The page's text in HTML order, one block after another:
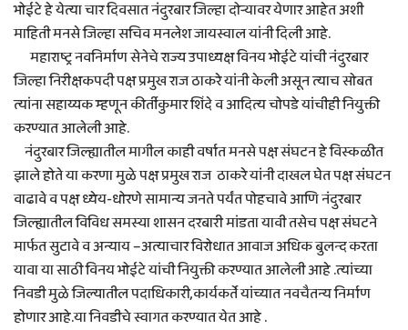
भोईटे हे येत्या चार दिवसात नंदुरबार जिल्हा दोऱ्यावर येणार आहेत अशी
माहिती मनसे जिल्हा सचिव मनलेश जायस्वाल यांनी दिली आहे.
महाराष्ट्र नवनिर्माण सेनेचे राज्य उपाध्यक्ष विनय भोईटे यांची नंदुरबार
जिल्हा निरीक्षकपदी पक्ष प्रमुख राज ठाकरे यांनी केली असून त्याच सोबत
त्यांना सहाय्यक म्हणून कीर्तीकुमार शिंदे व आदित्य चोपडे यांचीही नियुक्ती
करण्यात आलेली आहे.
नंदुरबार जिल्ह्यातील मागील काही वर्षात मनसे पक्ष संघटन हे विस्कळीत
झाले होते या करणा मुळे पक्ष प्रमुख राज ठाकरे यांनी दाखल घेत पक्ष संघटन
वाढावे व पक्ष ध्येय-धोरणे सामान्य जनते पर्यंत पोहचावे आणि नंदुरबार
जिल्ह्यातील विविध समस्या शासन दरबारी मांडता यावी तसेच पक्ष संघटने
मार्फत सुटावे व अन्याय –अत्याचार विरोधात आवाज अधिक बुलन्द करता
यावा या साठी विनय भोईटे यांची नियुक्ती करण्यात आलेली आहे .त्यांच्या
निवडी मुळे जिल्यातील पदाधिकारी,कार्यकर्ते यांच्यात नवचैतन्य निर्माण
होणार आहे.या निवडीचे स्वागत करण्यात येत आहे .